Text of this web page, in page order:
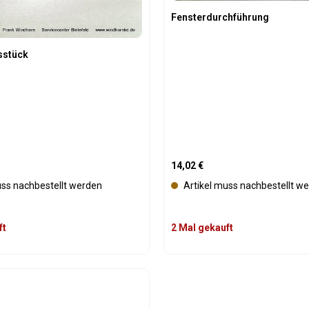
C120 E PAC A130 HPEM PAC A140 HPEC
nachbestellt werden
Fensterdurchführung
Regulärer Preis:
14,02 €
Artikel muss nachbestellt
2 Mal gekauft